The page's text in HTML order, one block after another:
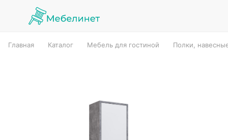
Главная Каталог Мебель для гостиной Полки,